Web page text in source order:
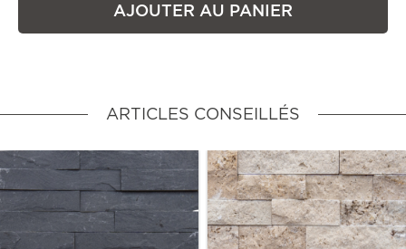
AJOUTER AU PANIER
ARTICLES CONSEILLÉS